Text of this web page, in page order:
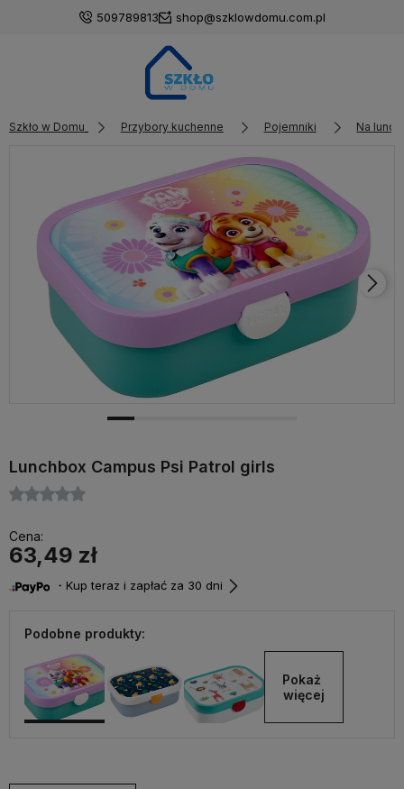
509789813 shop@szklowdomu.com.pl
Szkło w Domu Przybory kuchenne Pojemniki Na lunch
Lunchbox Campus Psi Patrol girls
Cena:
63,49 zł
・Kup teraz i zapłać za 30 dni
Podobne produkty:
Pokaż
więcej